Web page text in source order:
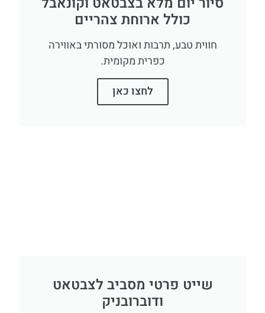
כולל ארוחת צהריים
חווית טבע, תרבות ואוכל מסורתי באווירה
כפרית מקומית.
לחצו כאן
שייט פרטי מסביב לצבטאט
ודוברובניק